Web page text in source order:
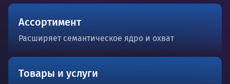
Ассортимент
Расширяет семантическое ядро и охват
Товары и услуги